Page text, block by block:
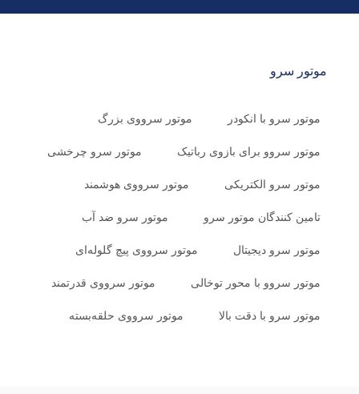
موتور سرو
موتور سرو با انکودر موتور سرووی بزرگ
موتور سروو برای بازوی رباتیک موتور سرو چرخشی
موتور سرو الکتریکی موتور سرووی هوشمند
تامین کنندگان موتور سرو موتور سرو ضد آب
موتور سرو دیجیتال موتور سرووی پیچ گلوله‌ای
موتور سروو با محور توخالی موتور سرووی قدرتمند
موتور سرو با دقت بالا موتور سرووی حلقه‌بسته